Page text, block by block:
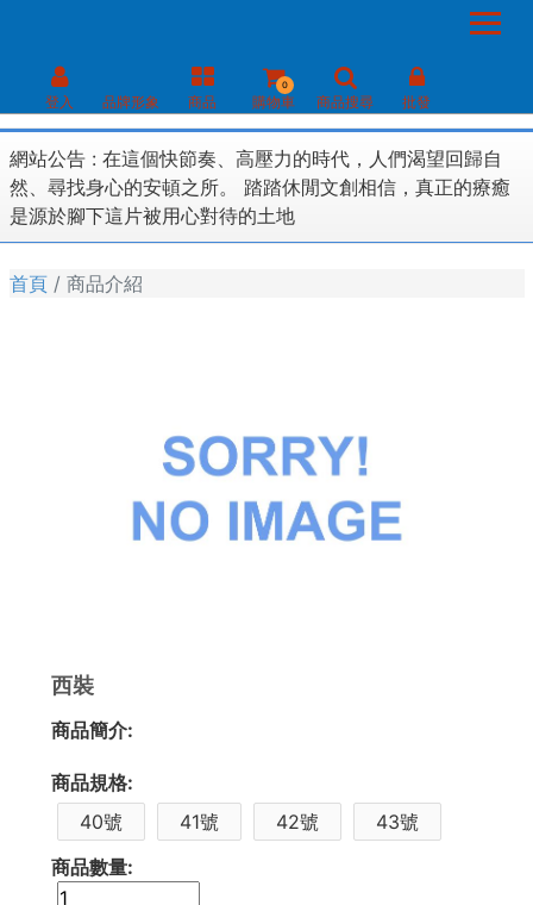
網站公告 : 在這個快節奏、高壓力的時代，人們渴望回歸自
然、尋找身心的安頓之所。 踏踏休閒文創相信，真正的療癒
是源於腳下這片被用心對待的土地
登入 品牌形象 商品 購物車
0
商品搜尋 批發
首頁 商品介紹
西裝
商品簡介:
商品規格:
40號
41號 42號
43號
商品數量: